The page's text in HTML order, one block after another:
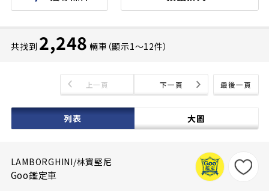
共找到 2,248 輛車（顯示1〜12件）
最後一頁
上一頁 下一頁
列表 大圖
LAMBORGHINI/林寶堅尼
Goo鑑定車